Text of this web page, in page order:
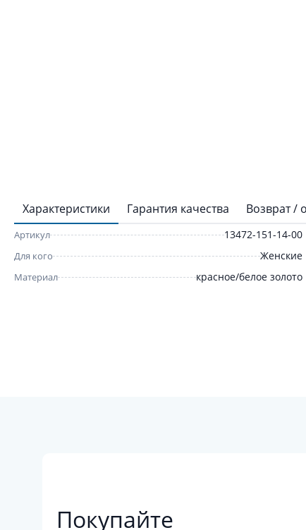
Характеристики Гарантия качества Возврат /
Артикул 13472-151-14-00
Для кого Женские
Материал красное/белое золото
Покупайте